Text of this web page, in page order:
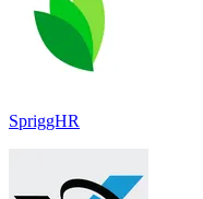
SpriggHR